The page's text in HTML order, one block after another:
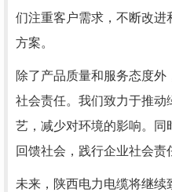
们注重客户需求，不断改进
方案。
除了产品质量和服务态度
社会责任。我们致力于推动
艺，减少对环境的影响。同
回馈社会，践行企业社会责
未来，陕西电力电缆将继续